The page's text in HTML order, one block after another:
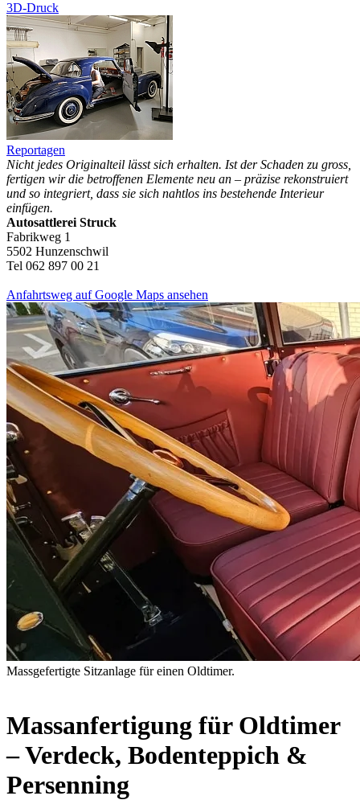
3D-Druck
Reportagen
Nicht jedes Originalteil lässt sich erhalten. Ist der Schaden zu gross,
fertigen wir die betroffenen Elemente neu an – präzise rekonstruiert
und so integriert, dass sie sich nahtlos ins bestehende Interieur
einfügen.
Autosattlerei Struck
Fabrikweg 1
5502 Hunzenschwil
Tel 062 897 00 21
Anfahrtsweg auf Google Maps ansehen
Massgefertigte Sitzanlage für einen Oldtimer.
Massanfertigung für Oldtimer
– Verdeck, Bodenteppich &
Persenning